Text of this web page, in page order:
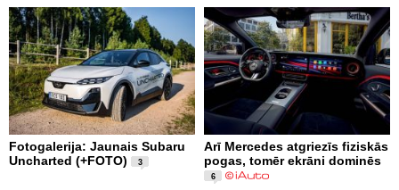
Fotogalerija: Jaunais Subaru
Uncharted (+FOTO)
3
Arī Mercedes atgriezīs fiziskās
pogas, tomēr ekrāni dominēs
6